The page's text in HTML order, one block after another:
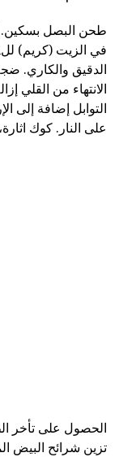
طحن البصل بسكين.
الدقيق والكاري.
الانتهاء من القلي
التوابل إضافة إلى
على النار. كوك
الحصول على تأخر
تزين شرائح البيض